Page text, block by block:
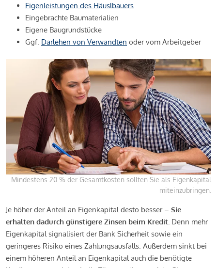
Eigenleistungen des Häuslbauers
Eingebrachte Baumaterialien
Eigene Baugrundstücke
Ggf. Darlehen von Verwandten oder vom Arbeitgeber
Mindestens 20 % der Gesamtkosten sollten Sie als Eigenkapital
miteinzubringen.
Je höher der Anteil an Eigenkapital desto besser – Sie
erhalten dadurch günstigere Zinsen beim Kredit. Denn mehr
Eigenkapital signalisiert der Bank Sicherheit sowie ein
geringeres Risiko eines Zahlungsausfalls. Außerdem sinkt bei
einem höheren Anteil an Eigenkapital auch die benötigte